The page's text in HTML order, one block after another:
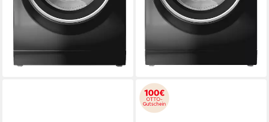
339,00 € UVP499,00 €
16,84 €
mtl. in 24 Raten
-32%
lieferbar - in 2-3 Werktagen bei dir
362,99 € UVP 589,00 €
18,03 €
mtl. in 24 Raten
lieferbar - in 2-3 Werktagen bei dir